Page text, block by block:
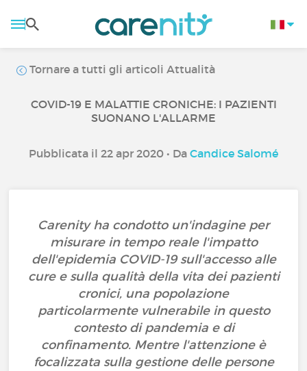
Tornare a tutti gli articoli Attualità
COVID-19 E MALATTIE CRONICHE: I PAZIENTI
SUONANO L'ALLARME
Pubblicata il 22 apr 2020 • Da Candice Salomé
Carenity ha condotto un'indagine per
misurare in tempo reale l'impatto
dell'epidemia COVID-19 sull'accesso alle
cure e sulla qualità della vita dei pazienti
cronici, una popolazione
particolarmente vulnerabile in questo
contesto di pandemia e di
confinamento. Mentre l'attenzione è
focalizzata sulla gestione delle persone